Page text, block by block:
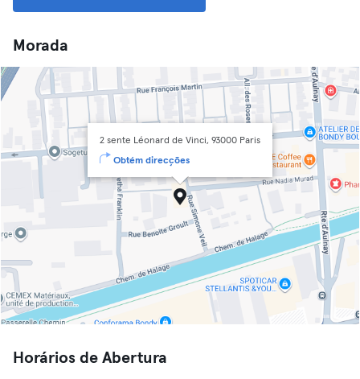
Morada
2 sente Léonard de Vinci, 93000 Paris
Obtém direcções
Horários de Abertura